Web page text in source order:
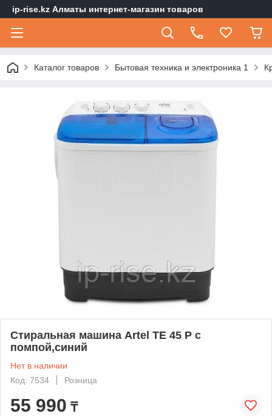
ip-rise.kz Алматы интернет-магазин товаров
Каталог товаров Бытовая техника и электроника 1
Стиральная машина Artel TE 45 P с
помпой,синий
Нет в наличии
Код: 7534
Розница
55 990 ₸